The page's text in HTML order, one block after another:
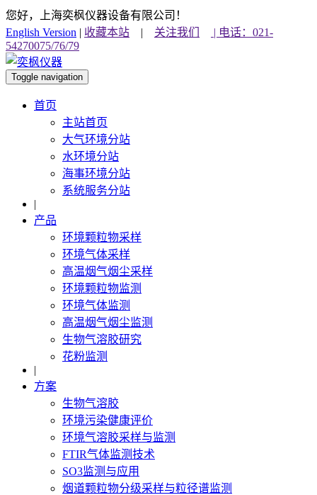
您好，上海奕枫仪器设备有限公司！
English Version | 收藏本站 | 关注我们
| 电话：021-
54270075/76/79
Toggle navigation
首页
主站首页
大气环境分站
水环境分站
海事环境分站
系统服务分站
|
产品
环境颗粒物采样
环境气体采样
高温烟气烟尘采样
环境颗粒物监测
环境气体监测
高温烟气烟尘监测
生物气溶胶研究
花粉监测
|
方案
生物气溶胶
环境污染健康评价
环境气溶胶采样与监测
FTIR气体监测技术
SO3监测与应用
烟道颗粒物分级采样与粒径谱监测